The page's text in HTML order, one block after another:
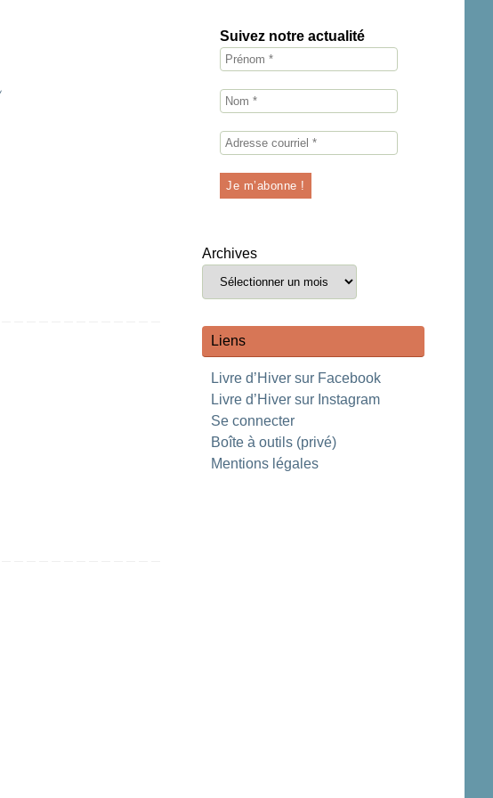
Suivez notre actualité
Archives
Liens
Livre d’Hiver sur Facebook
Livre d’Hiver sur Instagram
Se connecter
Boîte à outils (privé)
Mentions légales